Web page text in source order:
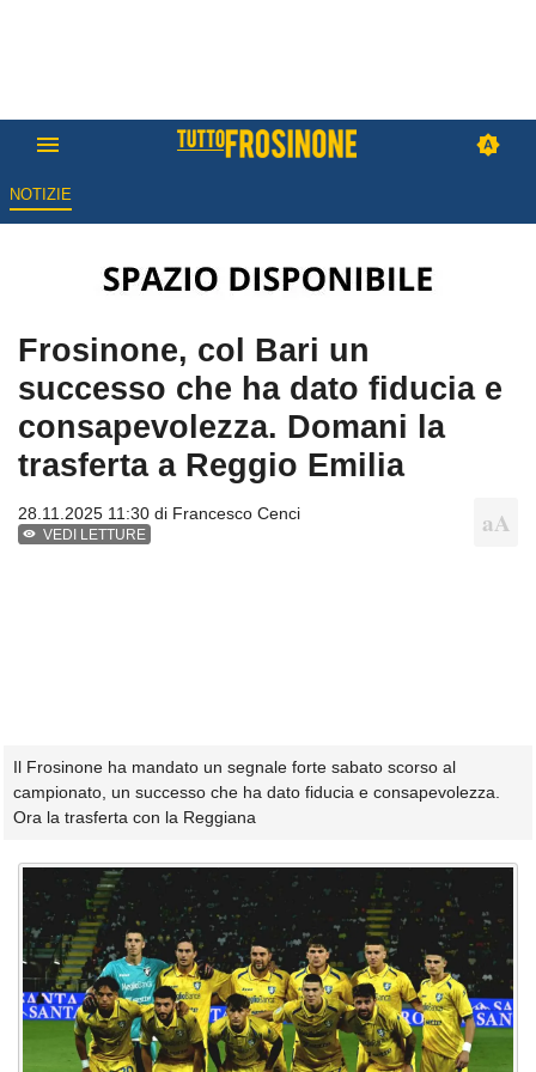
NOTIZIE
Frosinone, col Bari un
successo che ha dato fiducia e
consapevolezza. Domani la
trasferta a Reggio Emilia
28.11.2025 11:30 di Francesco Cenci
VEDI LETTURE
Il Frosinone ha mandato un segnale forte sabato scorso al
campionato, un successo che ha dato fiducia e consapevolezza.
Ora la trasferta con la Reggiana